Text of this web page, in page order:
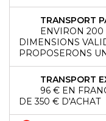
TRANSPORT
ENVIRON 200
DIMENSIONS
PROPOSERONS
TRANSPORT
96 € EN
DE 350 € D'ACHAT